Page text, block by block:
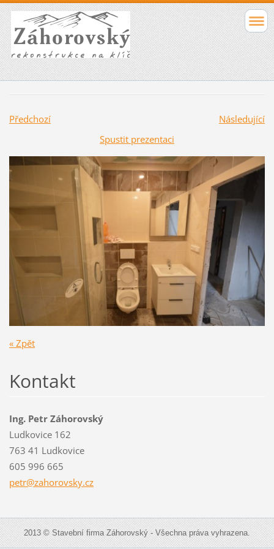
Předchozí
Následující
Spustit prezentaci
« Zpět
Kontakt
Ing. Petr Záhorovský
Ludkovice 162
763 41 Ludkovice
605 996 665
petr@zahorovsky.cz
2013 © Stavební firma Záhorovský - Všechna práva vyhrazena.